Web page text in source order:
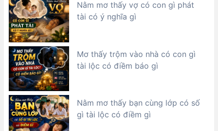
Nằm mơ thấy vợ có con gì phát
tài có ý nghĩa gì
Mơ thấy trộm vào nhà có con gì
tài lộc có điềm báo gì
Nằm mơ thấy bạn cùng lớp có số
gì tài lộc có điềm gì